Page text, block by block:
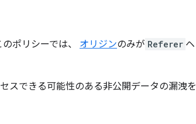
ポリシーでは、 オリジンのみが Referer ヘ
スできる可能性のある非公開データの漏洩を